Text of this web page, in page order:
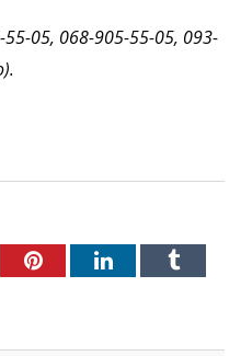
05, 068-905-55-05, 093-
PinterestLinkedInTumblr